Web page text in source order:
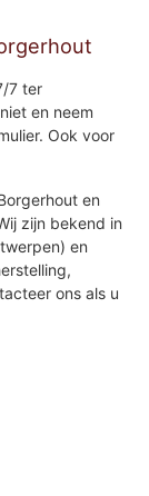
7 ter
en neem
Ook voor
en
zijn bekend in
en
ons als u